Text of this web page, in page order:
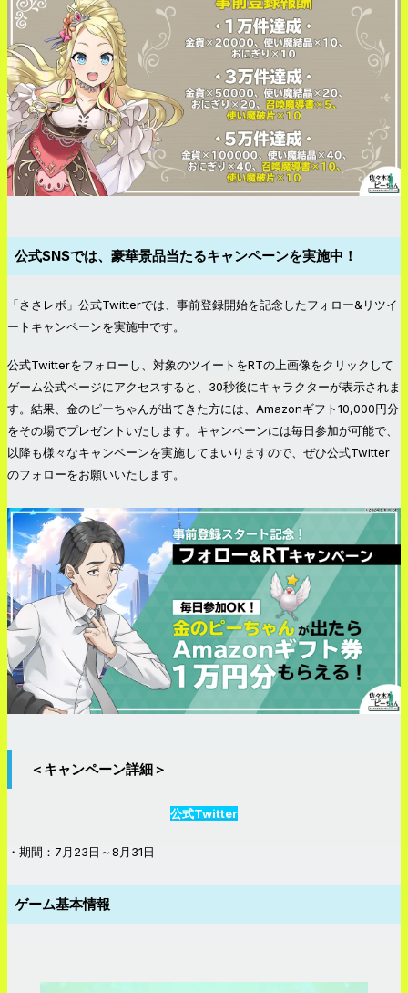
公式SNSでは、豪華景品当たるキャンペーンを実施中！
「ささレボ」公式Twitterでは、事前登録開始を記念したフォロー&リツイ
ートキャンペーンを実施中です。
公式Twitterをフォローし、対象のツイートをRTの上画像をクリックして
ゲーム公式ページにアクセスすると、30秒後にキャラクターが表示されま
す。結果、金のピーちゃんが出てきた方には、Amazonギフト10,000円分
をその場でプレゼントいたします。キャンペーンには毎日参加が可能で、
以降も様々なキャンペーンを実施してまいりますので、ぜひ公式Twitter
のフォローをお願いいたします。
＜キャンペーン詳細＞
公式Twitter
・期間：7月23日～8月31日
ゲーム基本情報